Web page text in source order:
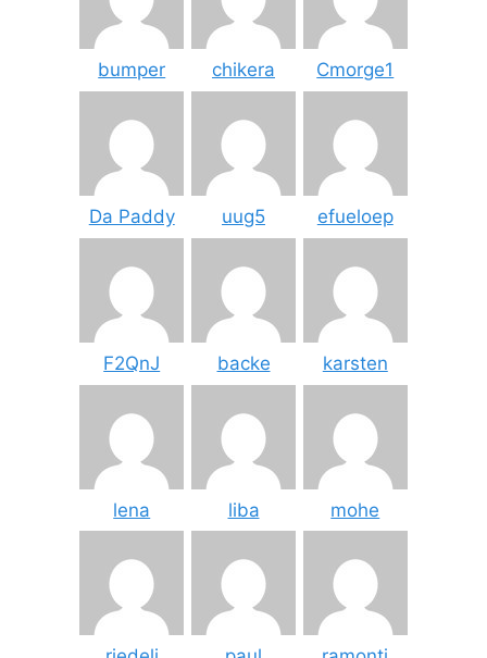
bumper chikera Cmorge1
Da Paddy uug5 efueloep
F2QnJ backe karsten
lena liba mohe